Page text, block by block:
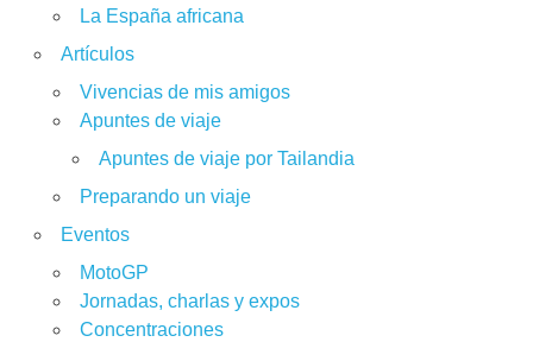
La España africana
Artículos
Vivencias de mis amigos
Apuntes de viaje
Apuntes de viaje por Tailandia
Preparando un viaje
Eventos
MotoGP
Jornadas, charlas y expos
Concentraciones